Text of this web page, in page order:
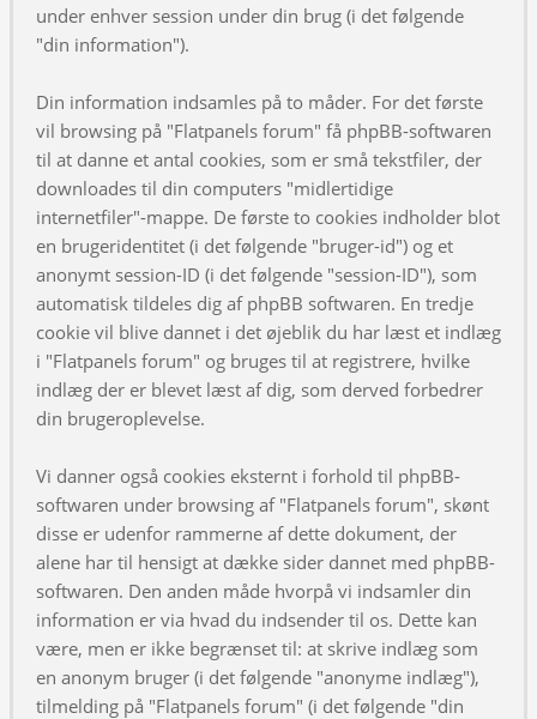
under enhver session under din brug (i det følgende
"din information").
Din information indsamles på to måder. For det første
vil browsing på "Flatpanels forum" få phpBB-softwaren
til at danne et antal cookies, som er små tekstfiler, der
downloades til din computers "midlertidige
internetfiler"-mappe. De første to cookies indholder blot
en brugeridentitet (i det følgende "bruger-id") og et
anonymt session-ID (i det følgende "session-ID"), som
automatisk tildeles dig af phpBB softwaren. En tredje
cookie vil blive dannet i det øjeblik du har læst et indlæg
i "Flatpanels forum" og bruges til at registrere, hvilke
indlæg der er blevet læst af dig, som derved forbedrer
din brugeroplevelse.
Vi danner også cookies eksternt i forhold til phpBB-
softwaren under browsing af "Flatpanels forum", skønt
disse er udenfor rammerne af dette dokument, der
alene har til hensigt at dække sider dannet med phpBB-
softwaren. Den anden måde hvorpå vi indsamler din
information er via hvad du indsender til os. Dette kan
være, men er ikke begrænset til: at skrive indlæg som
en anonym bruger (i det følgende "anonyme indlæg"),
tilmelding på "Flatpanels forum" (i det følgende "din